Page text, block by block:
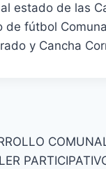
estado de las
de fútbol
y Cancha